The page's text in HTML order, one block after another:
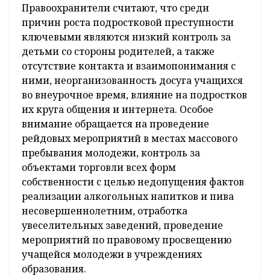
Правоохранители считают, что среди
причин роста подростковой преступности
ключевыми являются низкий контроль за
детьми со стороны родителей, а также
отсутствие контакта и взаимопонимания с
ними, неорганизованность досуга учащихся
во внеурочное время, влияние на подростков
их круга общения и интернета. Особое
внимание обращается на проведение
рейдовых мероприятий в местах массового
пребывания молодежи, контроль за
объектами торговли всех форм
собственности с целью недопущения фактов
реализации алкогольных напитков и пива
несовершеннолетним, отработка
увеселительных заведений, проведение
мероприятий по правовому просвещению
учащейся молодежи в учреждениях
образования.